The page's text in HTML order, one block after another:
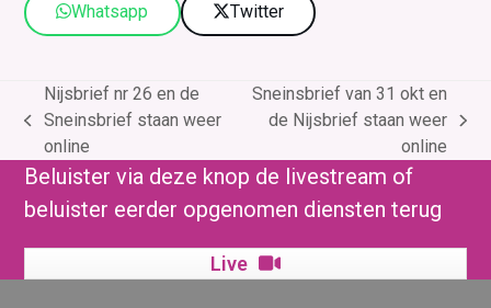
Whatsapp Twitter
previous
post:
Nijsbrief nr 26 en de
Sneinsbrief staan weer
online
next
post:
Sneinsbrief van 31 okt en
de Nijsbrief staan weer
online
Beluister via deze knop de livestream of
beluister eerder opgenomen diensten terug
Live